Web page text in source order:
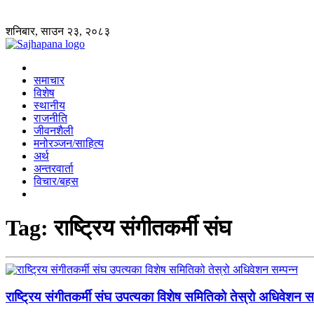
शनिबार, साउन २३, २०८३
समाचार
विशेष
स्थानीय
राजनीति
जीवनशैली
मनोरञ्जन/साहित्य
अर्थ
अन्तरवार्ता
विचार/बहस
Tag:राष्ट्रिय संगीतकर्मी संघ
राष्ट्रिय संगीतकर्मी संघ उपत्यका विशेष समितिको तेस्रो अधिवेशन